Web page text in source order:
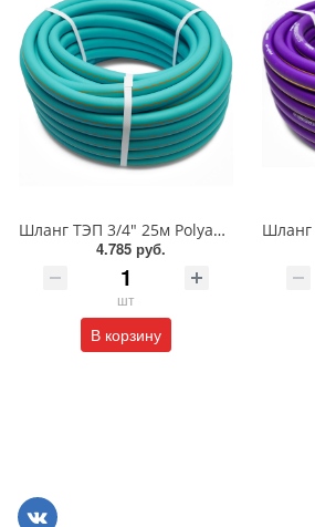
Шланг ТЭП 3/4" 25м Polyagro Gold ТОПАЗ/7559525
4.785 руб.
шт
В корзину